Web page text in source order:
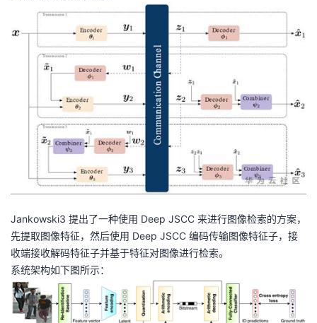
Jankowski3 提出了一种使用 Deep JSCC 来进行图像检索的方案，
先提取图像特征，然后使用 Deep JSCC 编码传输图像特征子，接
收端接收解码特征子并基于特征对图像进行检索。
系统架构如下图所示：